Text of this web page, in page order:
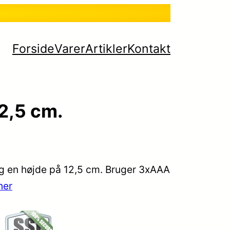
ForsideVarerArtiklerKontakt
cm.
højde på 12,5 cm. Bruger 3xAAA